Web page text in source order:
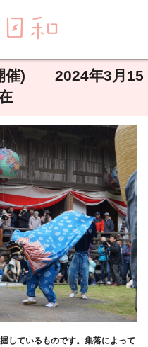
催) 2024年3月15
しているものです。集落によって